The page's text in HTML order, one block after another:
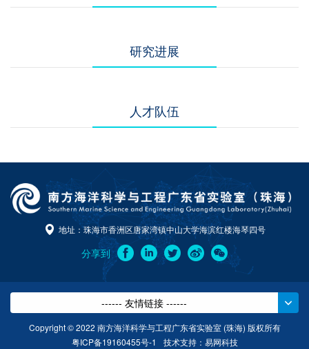
研究进展
人才队伍
地址：珠海市香洲区唐家湾镇中山大学海滨红楼海琴四号
分享到
------ 友情链接 ------
Copyright © 2022 南方海洋科学与工程广东省实验室 (珠海) 版权所有
粤ICP备19160455号-1
技术支持： 易网科技